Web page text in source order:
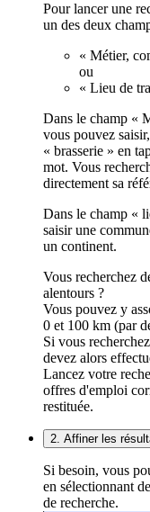
Pour lancer une
un des deux
« Métier,
ou
« Lieu de
Dans le champ «
vous pouvez
« brasserie » en
mot. Vous
directement sa
Dans le champ «
saisir une
un continent.
Vous recherchez
alentours ?
Vous pouvez y
0 et 100 km (par
Si vous
devez alors
Lancez votre
offres d'emploi
restituée.
2. Affiner les
Si besoin, vous
en sélectionnant
de recherche.